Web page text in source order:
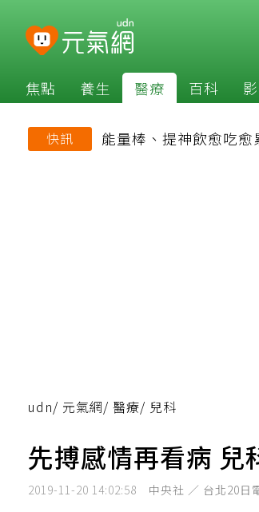
焦點 養生 醫療 百科
快訊 能量棒、提神飲愈吃
udn/ 元氣網/ 醫療/ 兒科
先搏感情再看病 兒
2019-11-20 14:02:58 中央社 ／ 台北20日